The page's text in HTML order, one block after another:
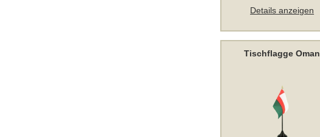
Details anzeigen
Tischflagge Oman